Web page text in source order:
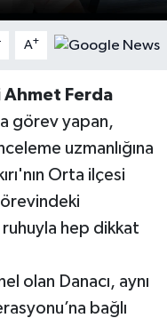
A+
Ahmet Ferda
görev yapan,
uzmanlığına
Orta ilçesi
ruhuyla hep dikkat
olan Danacı, aynı
bağlı